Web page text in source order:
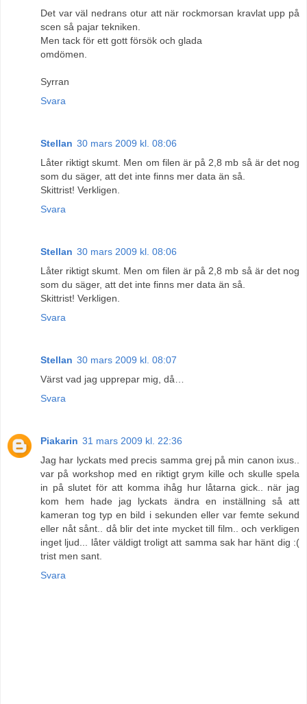
Det var väl nedrans otur att när rockmorsan kravlat upp på
scen så pajar tekniken.
Men tack för ett gott försök och glada
omdömen.
Syrran
Svara
Stellan 30 mars 2009 kl. 08:06
Låter riktigt skumt. Men om filen är på 2,8 mb så är det nog
som du säger, att det inte finns mer data än så.
Skittrist! Verkligen.
Svara
Stellan 30 mars 2009 kl. 08:06
Låter riktigt skumt. Men om filen är på 2,8 mb så är det nog
som du säger, att det inte finns mer data än så.
Skittrist! Verkligen.
Svara
Stellan 30 mars 2009 kl. 08:07
Värst vad jag upprepar mig, då…
Svara
Piakarin 31 mars 2009 kl. 22:36
Jag har lyckats med precis samma grej på min canon ixus..
var på workshop med en riktigt grym kille och skulle spela
in på slutet för att komma ihåg hur låtarna gick.. när jag
kom hem hade jag lyckats ändra en inställning så att
kameran tog typ en bild i sekunden eller var femte sekund
eller nåt sånt.. då blir det inte mycket till film.. och verkligen
inget ljud... låter väldigt troligt att samma sak har hänt dig :(
trist men sant.
Svara